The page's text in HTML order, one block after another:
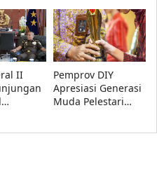
Patroli
Nasional 2027-2036
di Forum Nasional
KI 2026
II
Pemprov DIY
Apresiasi Generasi
Muda Pelestari